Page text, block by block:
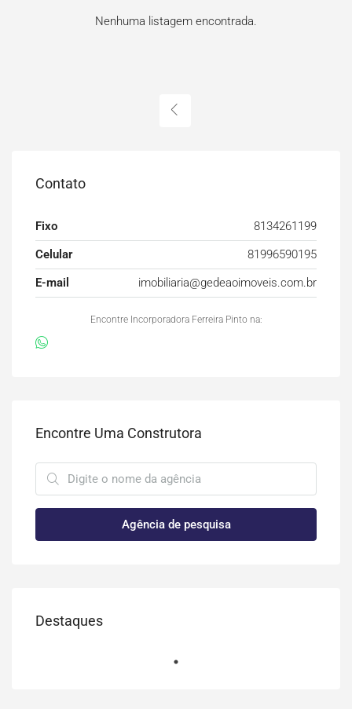
Nenhuma listagem encontrada.
Contato
Fixo
8134261199
Celular
81996590195
E-mail
imobiliaria@gedeaoimoveis.com.br
Encontre Incorporadora Ferreira Pinto na:
Encontre Uma Construtora
Agência de pesquisa
Destaques